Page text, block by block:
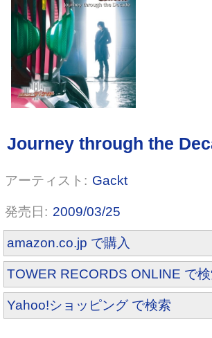
Gackt
2009/03/25
amazon.co.jp で購入
TOWER RECORDS ONLINE で
Yahoo!ショッピング で検索
DISTRESS AND COMA-Auditory I
mpression-